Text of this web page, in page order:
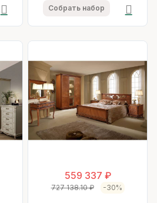
Собрать набор
559 337 ₽
727 138.10 ₽ -30%